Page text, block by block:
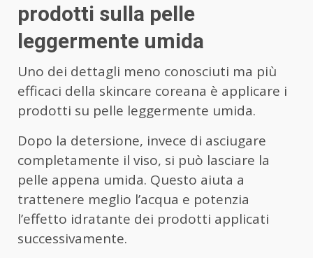
prodotti sulla pelle
leggermente umida
Uno dei dettagli meno conosciuti ma più
efficaci della skincare coreana è applicare i
prodotti su pelle leggermente umida.
Dopo la detersione, invece di asciugare
completamente il viso, si può lasciare la
pelle appena umida. Questo aiuta a
trattenere meglio l’acqua e potenzia
l’effetto idratante dei prodotti applicati
successivamente.